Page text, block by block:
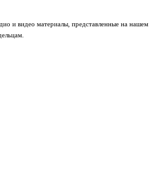
и видео материалы, представленные на нашем